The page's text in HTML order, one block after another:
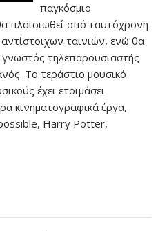
παγκόσμιο
πλαισιωθεί από ταυτόχρονη
ταινιών, ενώ θα
τηλεπαρουσιαστής
Το τεράστιο μουσικό
έχει ετοιμάσει
κινηματογραφικά έργα,
Harry Potter,